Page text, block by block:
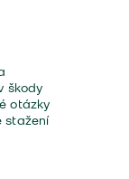
škody
otázky
stažení